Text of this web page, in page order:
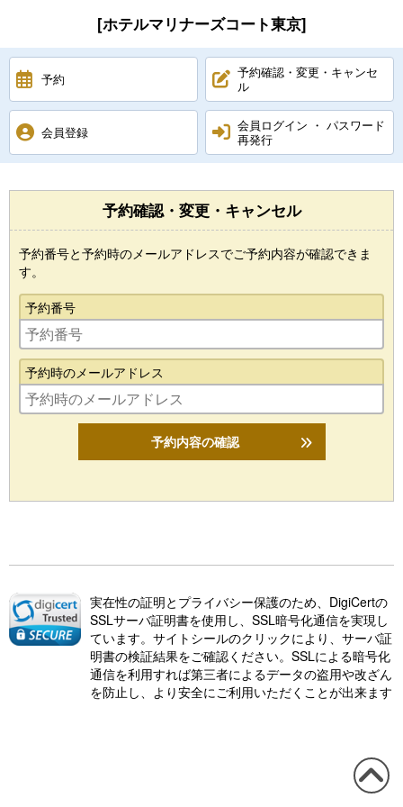
[ホテルマリナーズコート東京]
予約
予約確認・変更・キャンセ
ル
会員登録
会員ログイン ・ パスワード
再発行
予約確認・変更・キャンセル
予約番号と予約時のメールアドレスでご予約内容が確認できま
す。
予約番号
予約時のメールアドレス
予約内容の確認
実在性の証明とプライバシー保護のため、DigiCertの
SSLサーバ証明書を使用し、SSL暗号化通信を実現し
ています。サイトシールのクリックにより、サーバ証
明書の検証結果をご確認ください。SSLによる暗号化
通信を利用すれば第三者によるデータの盗用や改ざん
を防止し、より安全にご利用いただくことが出来ます